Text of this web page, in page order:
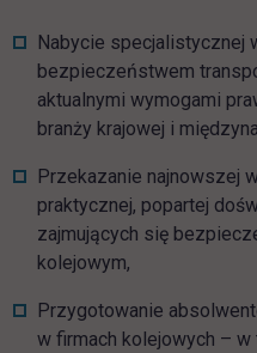
Nabycie specjalistycznej
bezpieczeństwem
aktualnymi wymogami
branży krajowej i
Przekazanie najnowszej
praktycznej, popartej
zajmujących się
kolejowym,
Przygotowanie
w firmach kolejowych –